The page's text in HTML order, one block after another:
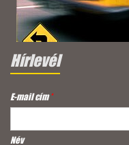
Hírlevél
E-mail cím*
Név